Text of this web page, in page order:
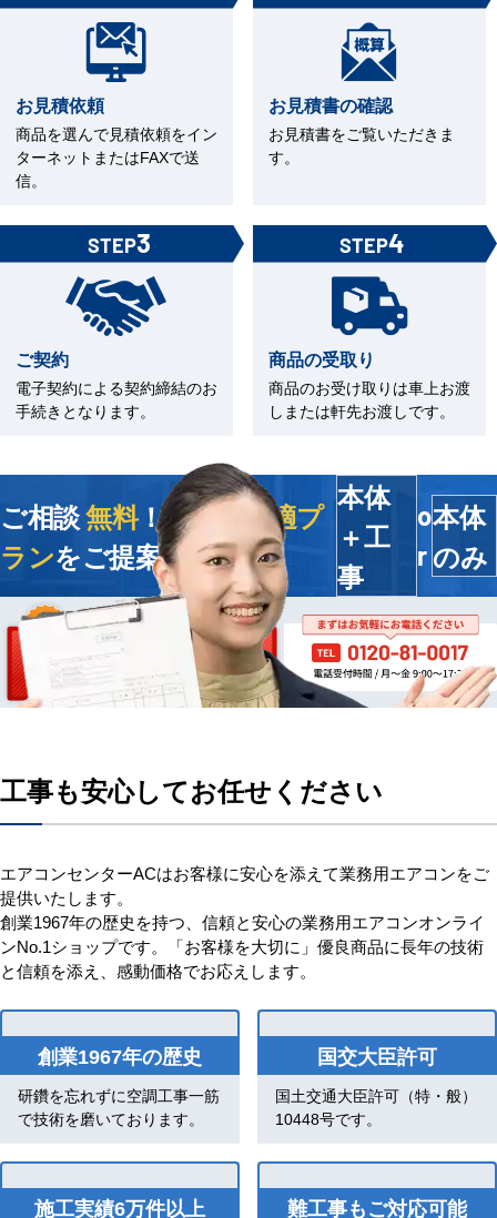
お見積依頼
商品を選んで見積依頼をイン
ターネットまたはFAXで送
信。
お見積書の確認
お見積書をご覧いただきま
す。
STEP3
ご契約
電子契約による契約締結のお
手続きとなります。
STEP4
商品の受取り
商品のお受け取りは車上お渡
しまたは軒先お渡しです。
ご相談無料！今すぐ
最適プ
ランをご提案します
本体
＋工
事
o
r
本体
のみ
工事も安心してお任せください
エアコンセンターACはお客様に安心を添えて業務用エアコンをご
提供いたします。
創業1967年の歴史を持つ、信頼と安心の業務用エアコンオンライ
ンNo.1ショップです。「お客様を大切に」優良商品に長年の技術
と信頼を添え、感動価格でお応えします。
創業1967年の歴史
研鑽を忘れずに空調工事一筋
で技術を磨いております。
国交大臣許可
国土交通大臣許可（特・般）
10448号です。
施工実績6万件以上 難工事もご対応可能